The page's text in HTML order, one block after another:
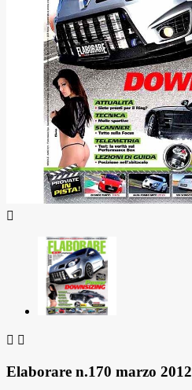

 
Elaborare n.170 marzo 2012